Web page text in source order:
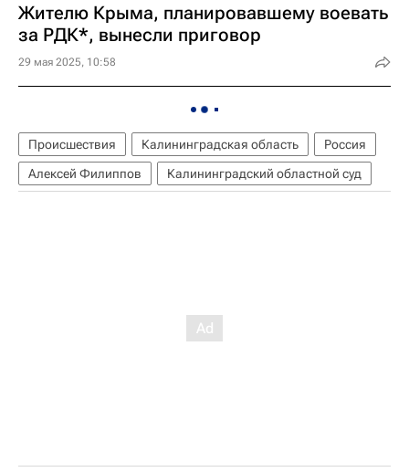
Жителю Крыма, планировавшему воевать
за РДК*, вынесли приговор
29 мая 2025, 10:58
Происшествия Калининградская область
Россия
Алексей Филиппов
Калининградский областной суд